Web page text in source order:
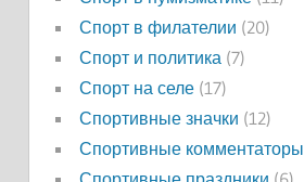
Спорт в филателии (20)
Спорт и политика(7)
Спорт на селе(17)
Спортивные значки (12)
Спортивные комментаторы